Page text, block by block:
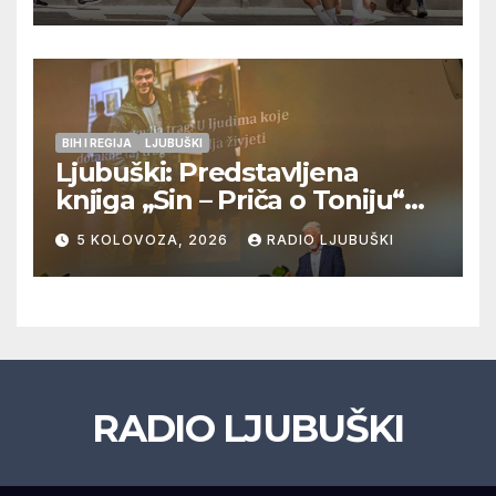
doigravanju, Grljevići završili
natjecanje
BIH I REGIJA LJUBUŠKI
Ljubuški: Predstavljena
knjiga „Sin – Priča o Toniju“
dr. sc. Zdenka Hercega
5 KOLOVOZA, 2026 RADIO LJUBUŠKI
RADIO LJUBUŠKI